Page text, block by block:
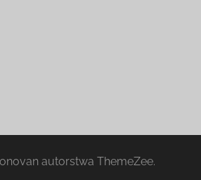
autorstwa ThemeZee.